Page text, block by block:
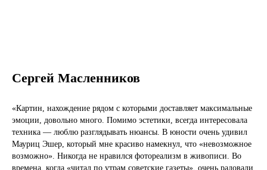
Сергей Масленников
«Картин, нахождение рядом с которыми доставляет максимальные
эмоции, довольно много. Помимо эстетики, всегда интересовала
техника — люблю разглядывать нюансы. В юности очень удивил
Мауриц Эшер, который мне красиво намекнул, что «невозможное
возможно». Никогда не нравился фотореализм в живописи. Во
времена, когда «читал по утрам советские газеты», очень радовали